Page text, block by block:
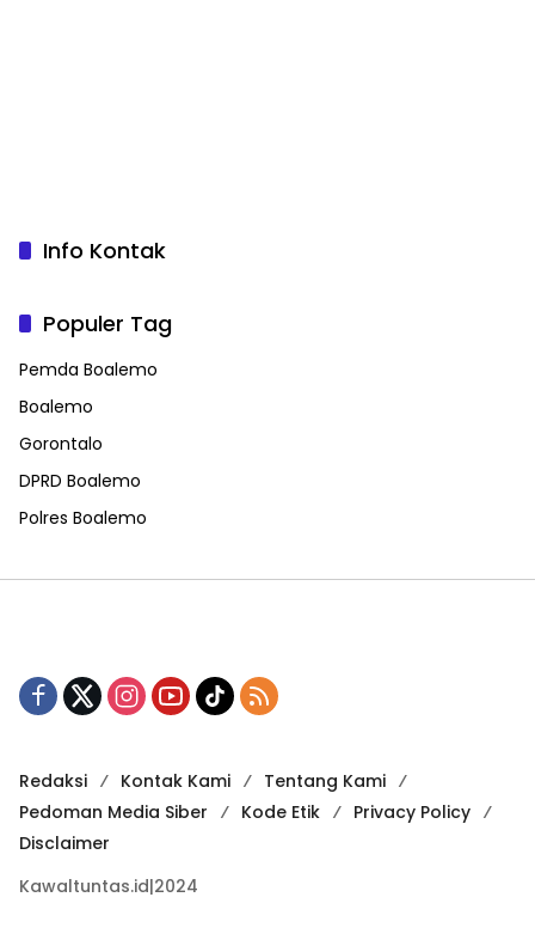
Info Kontak
Populer Tag
Pemda Boalemo
Boalemo
Gorontalo
DPRD Boalemo
Polres Boalemo
Redaksi Kontak Kami
Tentang Kami
Pedoman Media Siber
Kode Etik
Privacy Policy
Disclaimer
Kawaltuntas.id|2024